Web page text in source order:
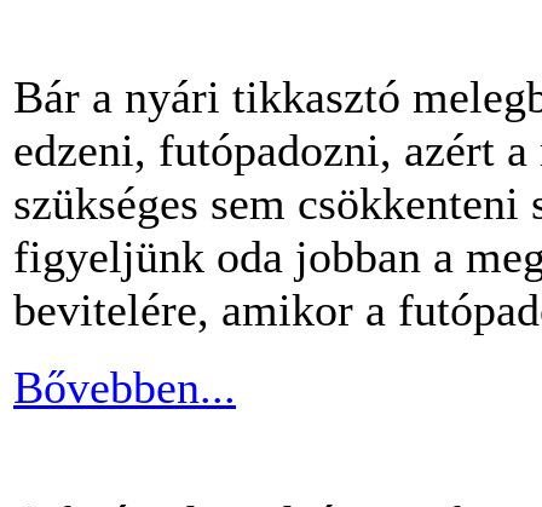
Bár a nyári tikkasztó
edzeni, futópadozni, azért
szükséges sem
figyeljünk oda jobban a
bevitelére, amikor a
Bővebben...